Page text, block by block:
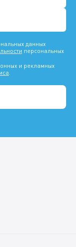
данных
персональных
и рекламных
.